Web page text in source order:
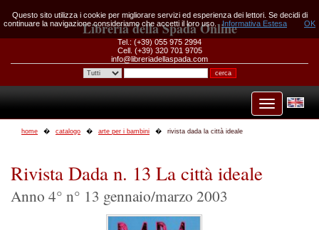
Libreria della Spada Online
Tel.: (+39) 055 975 2994
Cell. (+39) 320 701 9705
info@libreriadellaspada.com
home catalogo arte per i bambini rivista dada la città ideale
Rivista Dada n. 13 La città ideale
Anno 4° n° 13 gennaio/marzo 2003
Questo sito utilizza i cookie per migliorare servizi ed esperienza dei lettori. Se decidi di
continuare la navigazione consideriamo che accetti il loro uso.
Informativa Estesa OK